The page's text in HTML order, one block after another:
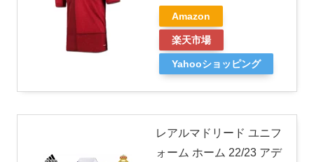
Amazon
楽天市場
Yahooショッピング
レアルマドリード ユニフ
ォーム ホーム 22/23 アデ